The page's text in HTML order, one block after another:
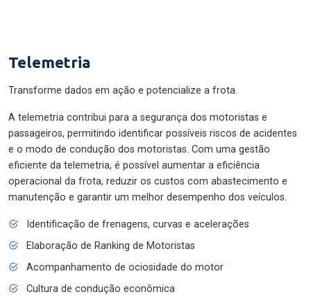
Telemetria
Transforme dados em ação e potencialize a frota.
A telemetria contribui para a segurança dos motoristas e
passageiros, permitindo identificar possíveis riscos de acidentes
e o modo de condução dos motoristas. Com uma gestão
eficiente da telemetria, é possível aumentar a eficiência
operacional da frota, reduzir os custos com abastecimento e
manutenção e garantir um melhor desempenho dos veículos.
Identificação de frenagens, curvas e acelerações
Elaboração de Ranking de Motoristas
Acompanhamento de ociosidade do motor
Cultura de condução econômica